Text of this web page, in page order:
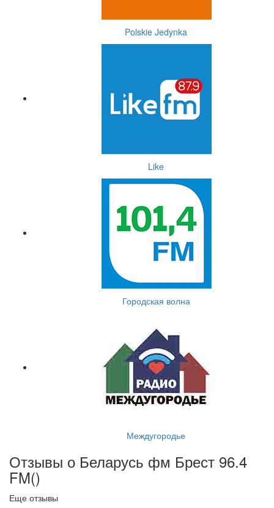
Polskie Jedynka
Like
Городская волна
Междугородье
Отзывы о Беларусь фм Брест 96.4
FM()
Еще отзывы